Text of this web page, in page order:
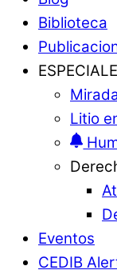
Biblioteca
Litio
Eventos
CEDIB